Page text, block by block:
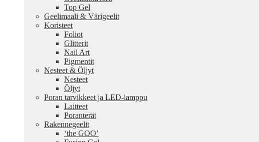
Top Gel
Geelimaali & Värigeelit
Koristeet
Foliot
Glitterit
Nail Art
Pigmentit
Nesteet & Öljyt
Nesteet
Öljyt
Poran tarvikkeet ja LED-lamppu
Laitteet
Poranterät
Rakennegeelit
‘the GOO’